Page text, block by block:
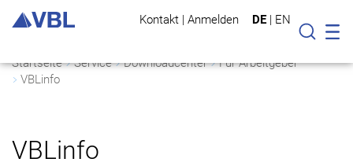
Kontakt | Anmelden DE | EN
Suche
Startseite Service Downloadcenter
Für Arbeitgeber
VBLinfo
VBLinfo